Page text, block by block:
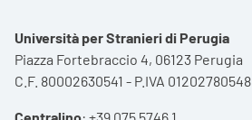
Università per Stranieri di Perugia
Piazza Fortebraccio 4, 06123 Perugia
C.F. 80002630541 - P.IVA 01202780548